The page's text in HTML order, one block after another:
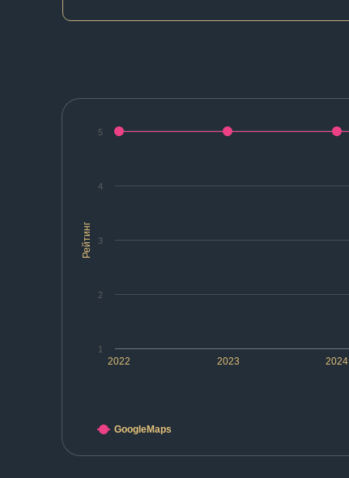
Рейтинг
2022 2023 2024
1
2
3
4
5
GoogleMaps